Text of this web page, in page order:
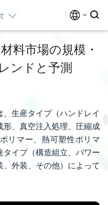
料市場の規模・
ンドと予測
生産タイプ（ハンドレイ
、真空注入処理、圧縮成
リマー、熱可塑性ポリマ
イプ（構造組立、パワー
、外装、その他）によって